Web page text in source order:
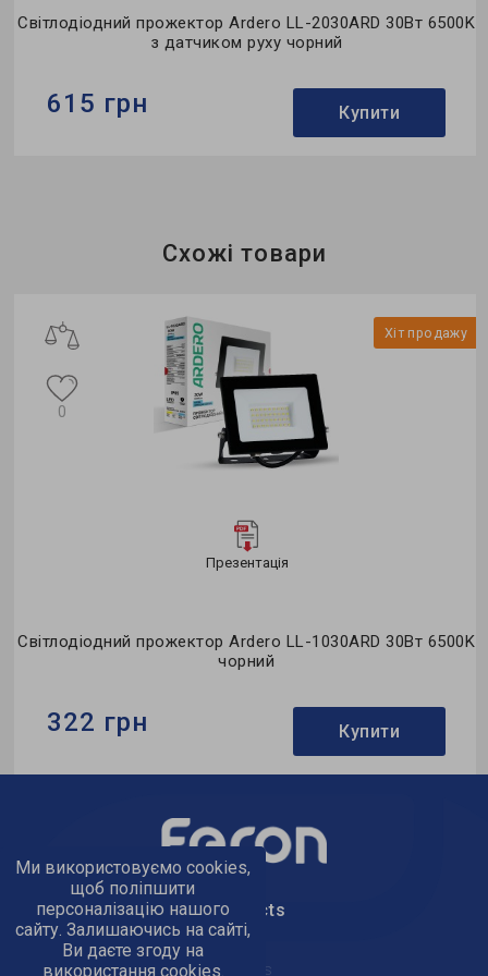
Світлодіодний прожектор Ardero LL-2030ARD 30Вт 6500K
з датчиком руху чорний
615 грн Купити
Тип джерела світла:LED
Схожі товари
Хіт продажу
Презентація
Світлодіодний прожектор Ardero LL-1030ARD 30Вт 6500K
чорний
0
322 грн Купити
Тип світильника:світлодіодний прожектор
Тип джерела світла:LED
text_kontacts
text_golov_ofis
Ми використовуємо cookies,
щоб поліпшити
персоналізацію нашого
сайту. Залишаючись на сайті,
Ви даєте згоду на
використання cookies.